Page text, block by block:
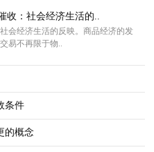
收：社会经济生活的..
会经济生活的反映。商品经济的发
易不再限于物..
条件
的概念